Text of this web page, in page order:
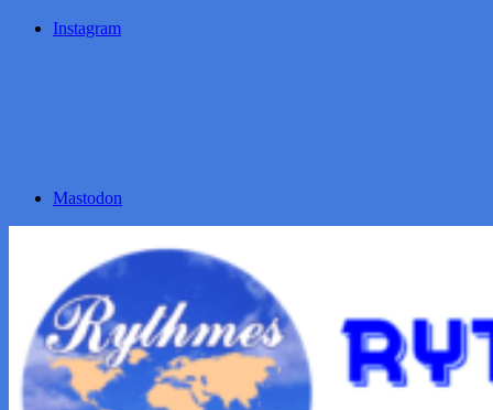
Instagram
Mastodon